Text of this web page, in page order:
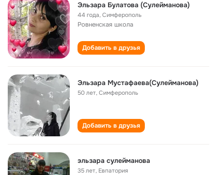
Эльзара Булатова (Сулейманова)
44 года,Симферополь
Ровненская школа
Добавить в друзья
Эльзара Мустафаева(Сулейманова)
50 лет,Симферополь
Добавить в друзья
эльзара сулейманова
35 лет, Евпатория